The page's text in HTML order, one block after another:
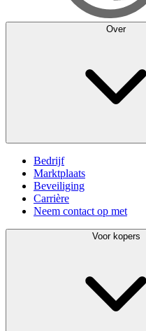
Over
Bedrijf
Marktplaats
Beveiliging
Carrière
Neem contact op met
Voor kopers